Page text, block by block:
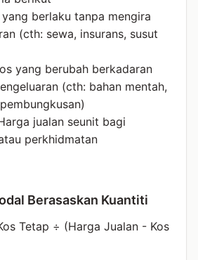
berlaku tanpa mengira
(cth: sewa, insurans, susut
yang berubah berkadaran
(cth: bahan mentah,
jualan seunit bagi
perkhidmatan
Berasaskan Kuantiti
Tetap ÷ (Harga Jualan - Kos